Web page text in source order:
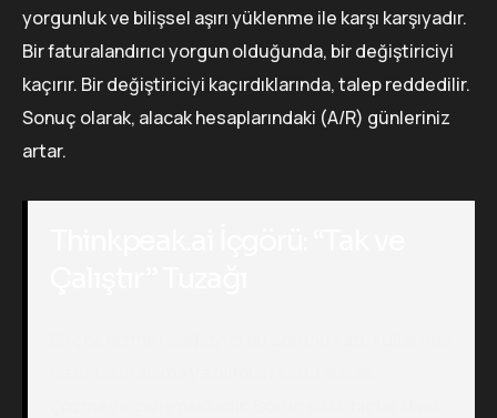
yorgunluk ve bilişsel aşırı yüklenme ile karşı karşıyadır.
Bir faturalandırıcı yorgun olduğunda, bir değiştiriciyi
kaçırır. Bir değiştiriciyi kaçırdıklarında, talep reddedilir.
Sonuç olarak, alacak hesaplarındaki (A/R) günleriniz
artar.